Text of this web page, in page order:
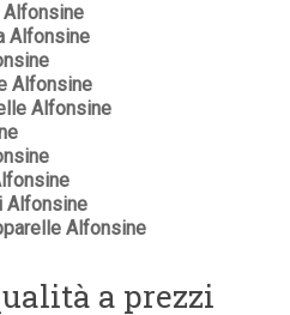
Alfonsine
Alfonsine
Alfonsine
Alfonsine
Alfonsine
Alfonsine
a prezzi